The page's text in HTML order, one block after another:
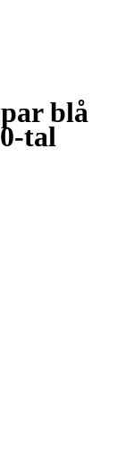
blå
tal